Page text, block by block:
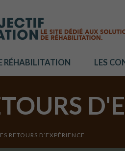
RÉHABILITATION LES
RETOURS D’EXPÉRIENCE